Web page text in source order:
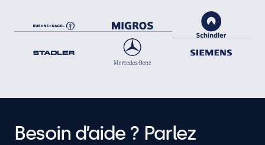
Besoin d’aide ? Parlez